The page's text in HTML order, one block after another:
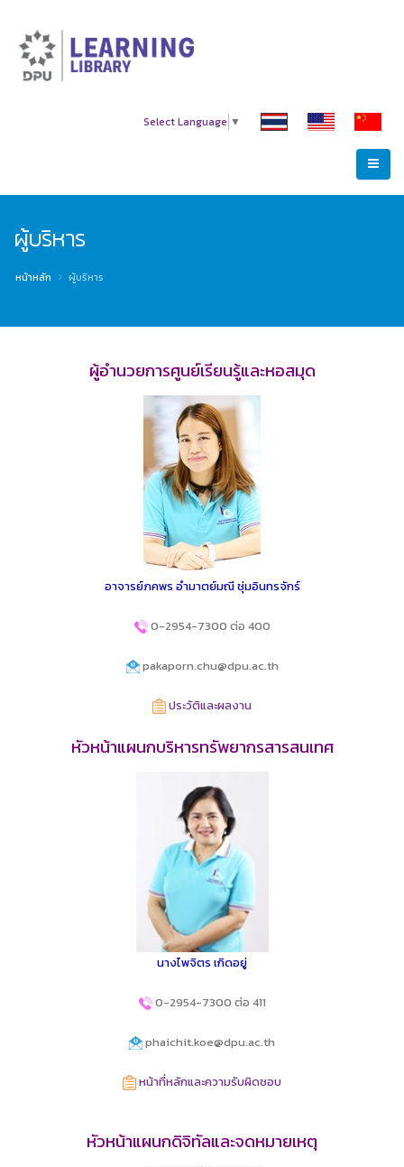
Select Language ▼
ผู้บริหาร
หน้าหลัก ผู้บริหาร
ผู้อำนวยการศูนย์เรียนรู้และหอสมุด
อาจารย์ภคพร อำมาตย์มณี ชุ่มอินทรจักร์
0-2954-7300 ต่อ 400
pakaporn.chu@dpu.ac.th
ประวัติและผลงาน
หัวหน้าแผนกบริหารทรัพยากรสารสนเทศ
นางไพจิตร เกิดอยู่
0-2954-7300 ต่อ 411
phaichit.koe@dpu.ac.th
หน้าที่หลักและความรับผิดชอบ
หัวหน้าแผนกดิจิทัลและจดหมายเหตุ